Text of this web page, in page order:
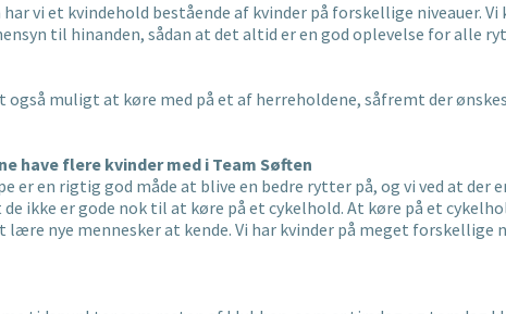
har vi et kvindehold bestående af kvinder på forskellige niveauer.
til hinanden, sådan at det altid er en god oplevelse for alle
også muligt at køre med på et af herreholdene, såfremt der
have flere kvinder med i Team Søften
er en rigtig god måde at blive en bedre rytter på, og vi ved at
ikke er gode nok til at køre på et cykelhold. At køre på et
nye mennesker at kende. Vi har kvinder på meget forskellige